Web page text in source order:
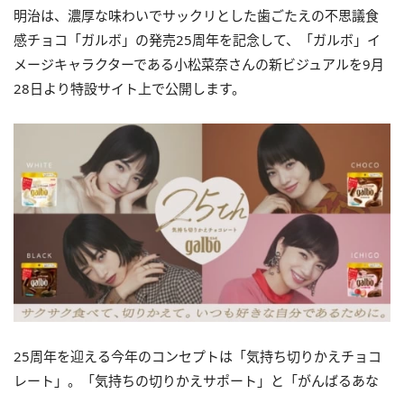
明治は、濃厚な味わいでサックリとした歯ごたえの不思議食
感チョコ「ガルボ」の発売25周年を記念して、「ガルボ」イ
メージキャラクターである小松菜奈さんの新ビジュアルを9月
28日より特設サイト上で公開します。
25周年を迎える今年のコンセプトは「気持ち切りかえチョコ
レート」。「気持ちの切りかえサポート」と「がんばるあな